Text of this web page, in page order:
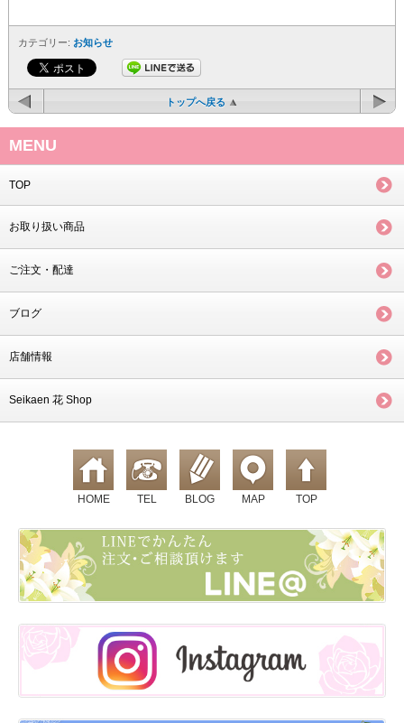
カテゴリー: お知らせ
トップへ戻る
MENU
TOP
お取り扱い商品
ご注文・配達
ブログ
店舗情報
Seikaen 花 Shop
HOME TEL BLOG MAP TOP